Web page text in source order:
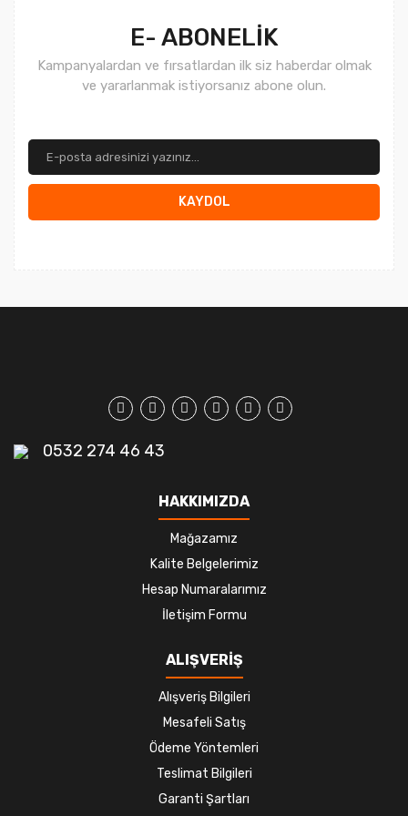
E- ABONELİK
Kampanyalardan ve fırsatlardan ilk siz haberdar olmak
ve yararlanmak istiyorsanız abone olun.
KAYDOL
0532 274 46 43
HAKKIMIZDA
Mağazamız
Kalite Belgelerimiz
Hesap Numaralarımız
İletişim Formu
ALIŞVERİŞ
Alışveriş Bilgileri
Mesafeli Satış
Ödeme Yöntemleri
Teslimat Bilgileri
Garanti Şartları